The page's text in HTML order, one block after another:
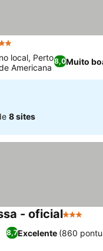
8,0Muito
local, Perto
Americana
8 sites
- oficial3 Estrelas
8,7Excelente (860